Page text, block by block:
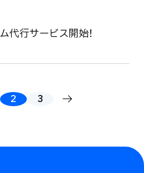
代行サービス開始！
2 3